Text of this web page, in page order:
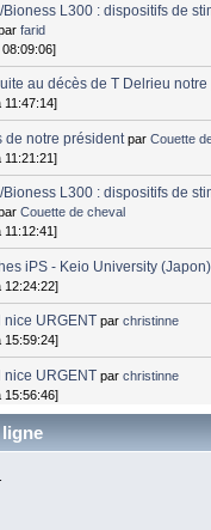
L300 : dispositifs de
farid
au décès de T Delrieu
11:47:14]
de notre président parCouette
11:21:21]
Bioness L300 : dispositifs de
Couette de cheval
11:12:41]
iPS - Keio University (Japon)
12:24:22]
URGENT parchristinne
15:59:24]
URGENT parchristinne
15:56:46]